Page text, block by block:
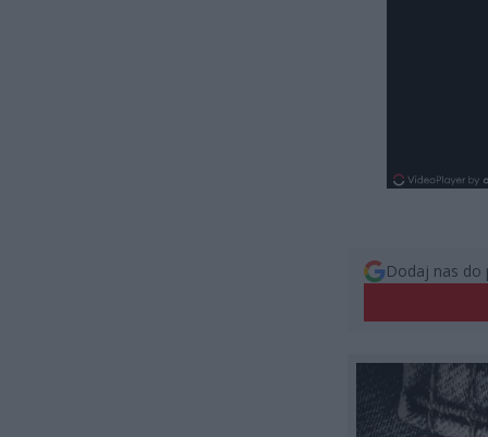
Dodaj nas do